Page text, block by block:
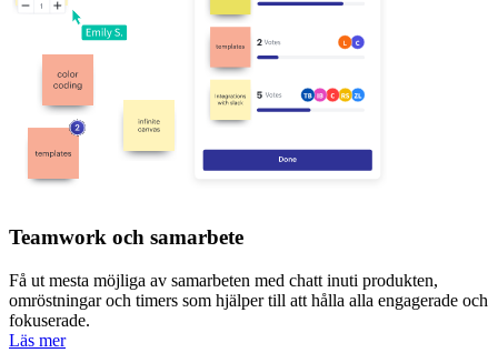
Teamwork och samarbete
Få ut mesta möjliga av samarbeten med chatt inuti produkten,
omröstningar och timers som hjälper till att hålla alla engagerade och
fokuserade.
Läs mer